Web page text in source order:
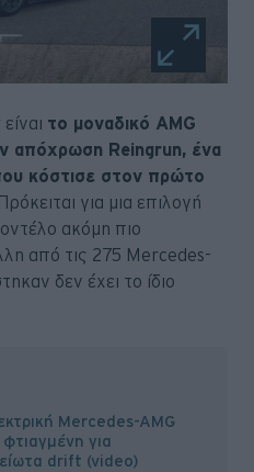
το μοναδικό AMG
απόχρωση Reingrun, ένα
κόστισε στον πρώτο
για μια επιλογή
ακόμη πιο
από τις 275 Mercedes-
δεν έχει το ίδιο
Mercedes-AMG
φτιαγμένη για
drift (video)